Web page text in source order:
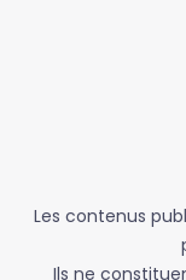
Les contenus
Ils ne